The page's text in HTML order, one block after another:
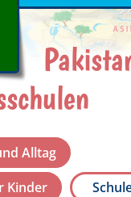
Alltag
Kinder